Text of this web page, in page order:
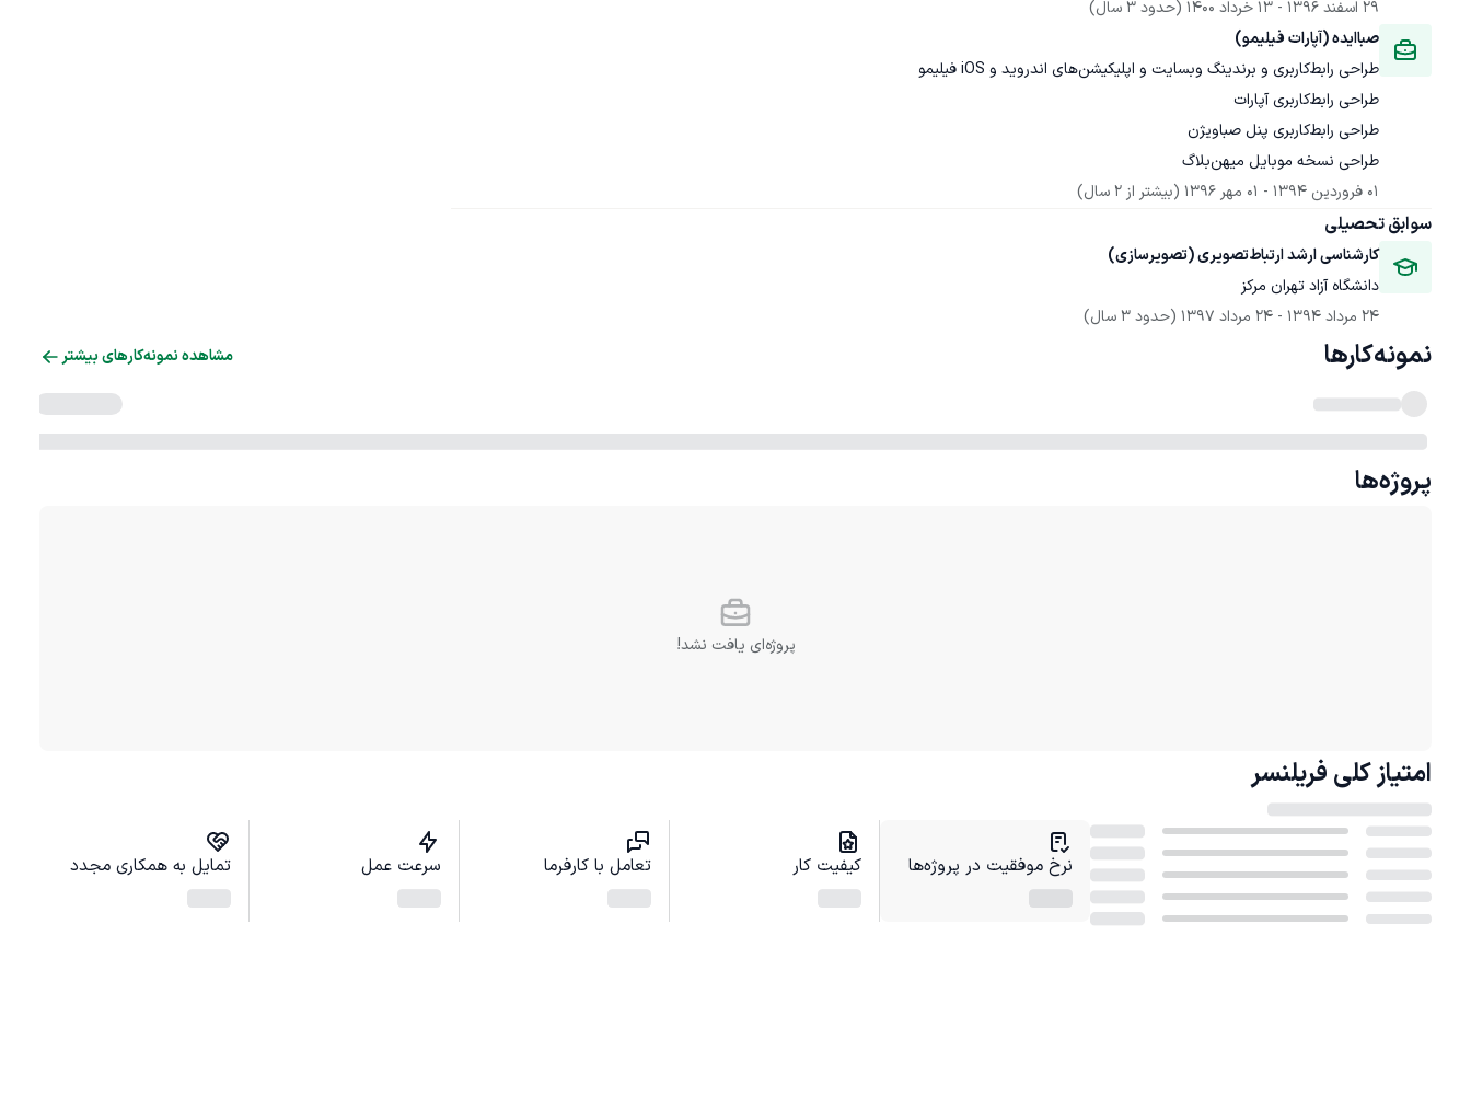
29 اسفند 1396
- 13 خرداد 1400
(حدود 3 سال)
صباایده (آپارات فیلیمو)
طراحی نسخه موبایل میهن‌بلاگ
01 فروردین 1394
- 01 مهر 1396 (بیشتر از 2 سال)
سوابق تحصیلی
کارشناسی ارشد ارتباط‌تصویری (تصویرسازی)
دانشگاه آزاد تهران مرکز
24 مرداد 1394
- 24 مرداد 1397 (حدود 3 سال)
نمونه‌کارها مشاهده نمونه‌کارهای بیشتر
پروژه‌ها
پروژه‌ای یافت نشد!
امتیاز کلی فریلنسر
نرخ موفقیت در پروژه‌ها کیفیت کار تعامل با کارفرما سرعت عمل تمایل به همکاری مجدد